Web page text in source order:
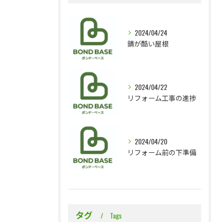
2024/04/24
錆が酷い屋根
2024/04/22
リフォーム工事の進捗
2024/04/20
リフォーム前の下準備
タグ Tags